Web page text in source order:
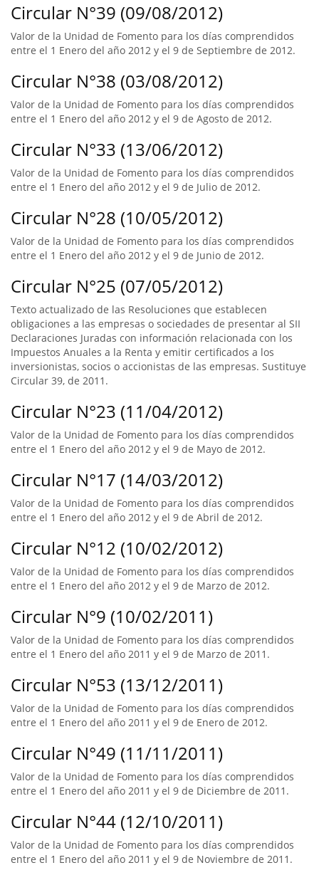
Circular N°39 (09/08/2012)
Valor de la Unidad de Fomento para los días comprendidos
entre el 1 Enero del año 2012 y el 9 de Septiembre de 2012.
Circular N°38 (03/08/2012)
Valor de la Unidad de Fomento para los días comprendidos
entre el 1 Enero del año 2012 y el 9 de Agosto de 2012.
Circular N°33 (13/06/2012)
Valor de la Unidad de Fomento para los días comprendidos
entre el 1 Enero del año 2012 y el 9 de Julio de 2012.
Circular N°28 (10/05/2012)
Valor de la Unidad de Fomento para los días comprendidos
entre el 1 Enero del año 2012 y el 9 de Junio de 2012.
Circular N°25 (07/05/2012)
Texto actualizado de las Resoluciones que establecen
obligaciones a las empresas o sociedades de presentar al SII
Declaraciones Juradas con información relacionada con los
Impuestos Anuales a la Renta y emitir certificados a los
inversionistas, socios o accionistas de las empresas. Sustituye
Circular 39, de 2011.
Circular N°23 (11/04/2012)
Valor de la Unidad de Fomento para los días comprendidos
entre el 1 Enero del año 2012 y el 9 de Mayo de 2012.
Circular N°17 (14/03/2012)
Valor de la Unidad de Fomento para los días comprendidos
entre el 1 Enero del año 2012 y el 9 de Abril de 2012.
Circular N°12 (10/02/2012)
Valor de la Unidad de Fomento para los días comprendidos
entre el 1 Enero del año 2012 y el 9 de Marzo de 2012.
Circular N°9 (10/02/2011)
Valor de la Unidad de Fomento para los días comprendidos
entre el 1 Enero del año 2011 y el 9 de Marzo de 2011.
Circular N°53 (13/12/2011)
Valor de la Unidad de Fomento para los días comprendidos
entre el 1 Enero del año 2011 y el 9 de Enero de 2012.
Circular N°49 (11/11/2011)
Valor de la Unidad de Fomento para los días comprendidos
entre el 1 Enero del año 2011 y el 9 de Diciembre de 2011.
Circular N°44 (12/10/2011)
Valor de la Unidad de Fomento para los días comprendidos
entre el 1 Enero del año 2011 y el 9 de Noviembre de 2011.